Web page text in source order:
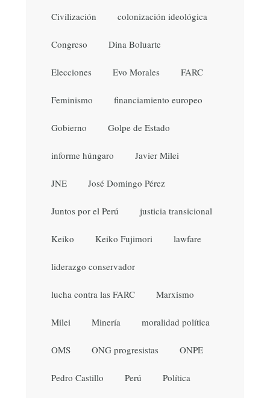
Civilización colonización ideológica
Congreso Dina Boluarte
Elecciones Evo Morales FARC
Feminismo financiamiento europeo
Gobierno Golpe de Estado
informe húngaro Javier Milei
JNE José Domingo Pérez
Juntos por el Perú justicia transicional
Keiko Keiko Fujimori lawfare
liderazgo conservador
lucha contra las FARC Marxismo
Milei Minería moralidad política
OMS ONG progresistas ONPE
Pedro Castillo Perú Política